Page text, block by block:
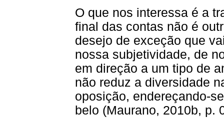
O que nos interessa é a
final das contas não é
desejo de exceção que
nossa subjetividade, de
em direção a um tipo de
não reduz a diversidade
oposição, endereçando-
belo (Maurano, 2010b, p.